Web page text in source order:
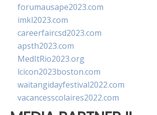
forumausape2023.com
imkl2023.com
careerfaircsd2023.com
apsth2023.com
MedItRio2023.org
lcicon2023boston.com
waitangidayfestival2022.com
vacancesscolaires2022.com